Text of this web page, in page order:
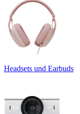
Headsets und Earbuds